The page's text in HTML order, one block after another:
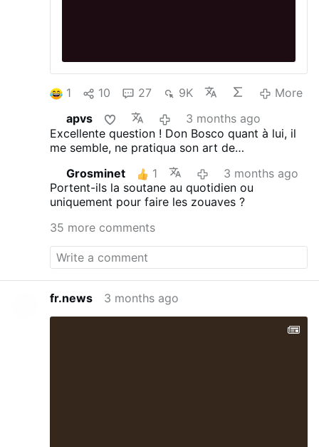
1 10 27 9K
More
apvs
3 months ago
Excellente question ! Don Bosco quant à lui, il
me semble, ne pratiqua son art de
Grosminet
1
3 months ago
Portent-ils la soutane au quotidien ou
uniquement pour faire les zouaves ?
35 more comments
fr.news 3 months ago